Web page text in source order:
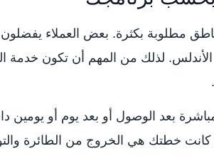
مطلوبة بكثرة. بعض العملاء يفضلون
لذلك من المهم أن تكون
بعد الوصول أو بعد يوم أو يومين
كانت خطتك هي الخروج من الطائرة